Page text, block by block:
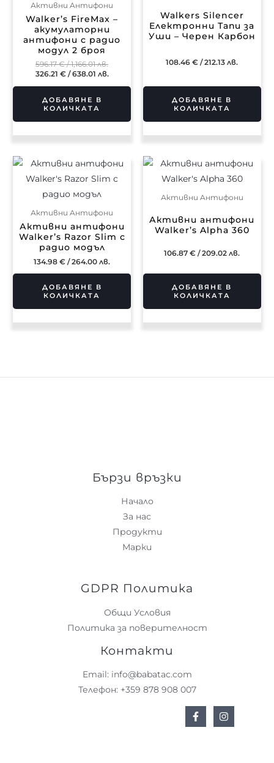
Активни Aнтифони
Walker’s FireMax –
акумулаторни
антифони с радио
модул 2 броя
596.17€/ 1,166.01 лв.
326.21 €/ 638.01 лв.
ДОБАВЯНЕ В
КОЛИЧКАТА
Walkers Silencer
Електронни Тапи за
Уши – Черен Карбон
108.46€ / 212.13 лв.
ДОБАВЯНЕ В
КОЛИЧКАТА
Активни Aнтифони
Активни антифони
Walker’s Razor Slim с
радио модъл
134.98€ / 264.00 лв.
ДОБАВЯНЕ В
КОЛИЧКАТА
Активни Aнтифони
Активни антифони
Walker’s Alpha 360
106.87€ / 209.02 лв.
ДОБАВЯНЕ В
КОЛИЧКАТА
Бързи връзки
Начало
За нас
Продукти
Марки
GDPR Политика
Общи Условия
Политика за поверителност
Контакти
Email: info@babatac.com
Телефон: +359 878 908 007